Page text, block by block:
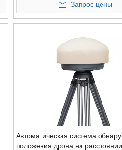
Запрос цены
Автоматическая система
положения дрона на расстоянии